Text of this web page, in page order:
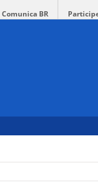
Comunica BR